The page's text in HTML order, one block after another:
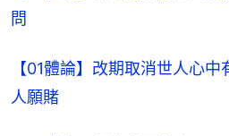
問
【01體論】改期取消世人心
人願賭